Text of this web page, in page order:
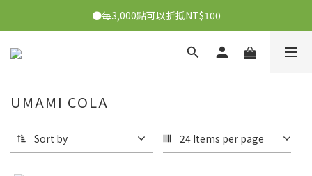
●每消費1元可獲得1會員點數
●每3,000點可以折抵NT$100
●每消費1元可獲得1會員點數
UMAMI COLA
Sort by 24 Items per page